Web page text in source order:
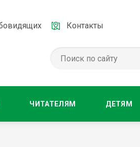
Контакты
ЧИТАТЕЛЯМ ДЕТЯМ